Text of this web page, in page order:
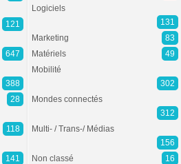
121
647
388
28
118
141
Logiciels
131
Marketing
83
Matériels
49
Mobilité
302
Mondes connectés
312
Multi- / Trans-/ Médias
156
Non classé
16